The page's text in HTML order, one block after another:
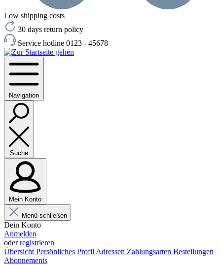
Low shipping costs
30 days return policy
Service hotline 0123 - 45678
Navigation
Suche
Mein Konto
Menü schließen
Dein Konto
Anmelden
oderregistrieren
Übersicht Persönliches Profil Adressen Zahlungsarten Bestellungen
Abonnements